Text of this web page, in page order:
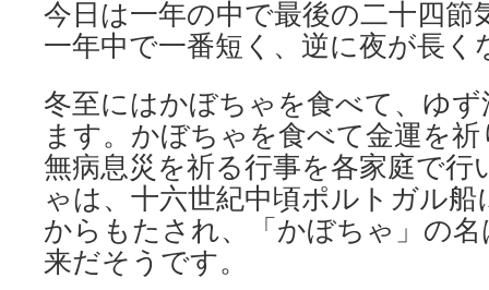
今日は一年の中で最後の二十四節
一年中で一番短く、逆に夜が長く
冬至にはかぼちゃを食べて、ゆ
ます。かぼちゃを食べて金運を
無病息災を祈る行事を各家庭で行
ゃは、十六世紀中頃ポルトガル
からもたされ、「かぼちゃ」の
来だそうです。